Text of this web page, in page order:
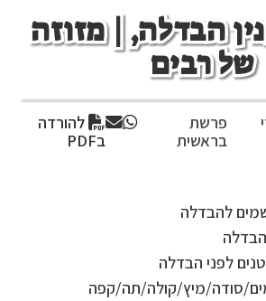
הבדלה, | מזוזה
של רבים
פרשת
בראשית
להורדה
בPDF
להבדלה
לפני הבדלה
סודה/מיץ/קולה/תה/קפה